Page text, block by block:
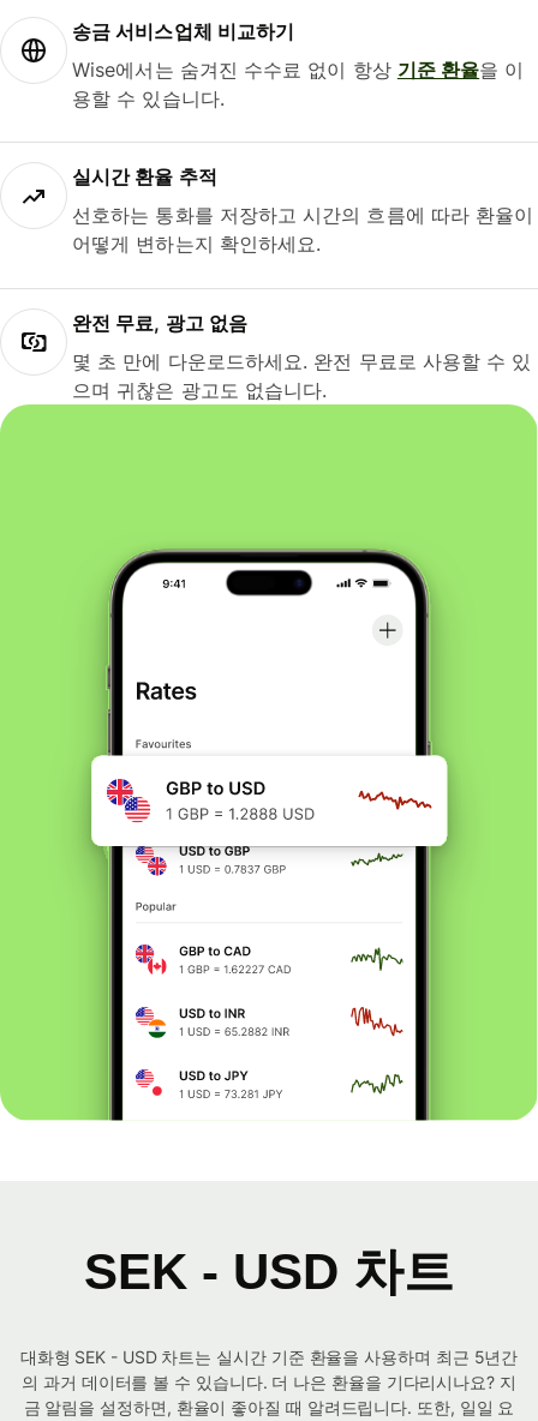
송금 서비스업체 비교하기
Wise에서는 숨겨진 수수료 없이 항상 기준 환율을 이
용할 수 있습니다.
실시간 환율 추적
선호하는 통화를 저장하고 시간의 흐름에 따라 환율이
어떻게 변하는지 확인하세요.
완전 무료, 광고 없음
몇 초 만에 다운로드하세요. 완전 무료로 사용할 수 있
으며 귀찮은 광고도 없습니다.
SEK - USD 차트
대화형 SEK - USD 차트는 실시간 기준 환율을 사용하며 최근 5년간
의 과거 데이터를 볼 수 있습니다. 더 나은 환율을 기다리시나요? 지
금 알림을 설정하면, 환율이 좋아질 때 알려드립니다. 또한, 일일 요